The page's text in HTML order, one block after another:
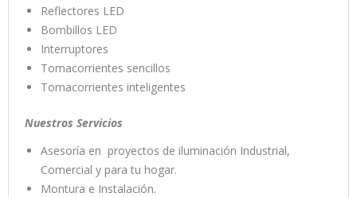
Reflectores LED
Bombillos LED
Interruptores
Tomacorrientes sencillos
Tomacorrientes inteligentes
Nuestros Servicios
Asesoría en proyectos de iluminación Industrial,
Comercial y para tu hogar.
Montura e Instalación.